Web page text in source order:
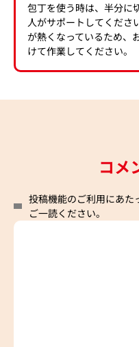
包丁を使う時は、半分に
人がサポートしてくださ
が熱くなっているため、
けて作業してください。
コメ
投稿機能のご利用にあた
ご一読ください。